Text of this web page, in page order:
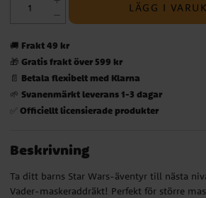
LÄGG I
🚚 Frakt 49 kr
🎁 Gratis frakt över 599 kr
📄 Betala flexibelt med Klarna
🌱 Svanenmärkt leverans 1-3 dagar
✅ Officiellt licensierade produkter
Beskrivning
Ta ditt barns Star Wars-äventyr till nästa
Vader-maskeraddräkt! Perfekt för större